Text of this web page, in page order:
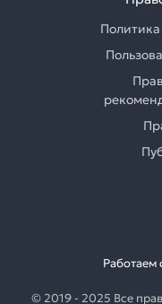
Работаем
© 2019 - 2025 Все